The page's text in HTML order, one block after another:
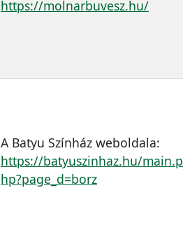
https://molnarbuvesz.hu/
A Batyu Színház weboldala:
https://batyuszinhaz.hu/main.p
hp?page_d=borz